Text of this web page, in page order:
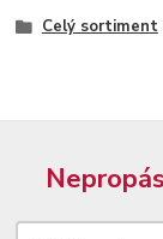
Celý sortiment